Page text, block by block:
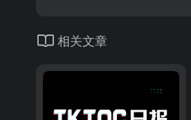
相关文章